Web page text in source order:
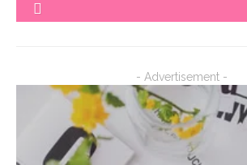
- Advertisement -